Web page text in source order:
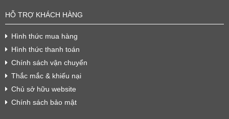
HỖ TRỢ KHÁCH HÀNG
Hình thức mua hàng
Hình thức thanh toán
Chính sách vận chuyển
Thắc mắc & khiếu nại
Chủ sở hữu website
Chính sách bảo mật